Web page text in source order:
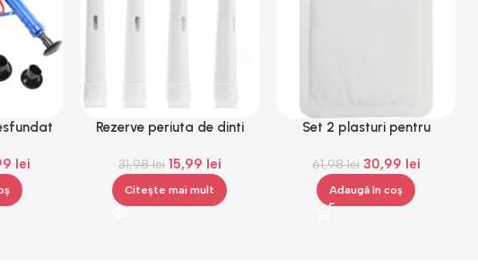
lei
Rezerve periuta de dinti
capete de periuta, 4 bucati
31,98lei 15,99 lei
Citește mai mult
Set 2 plasturi pentru
picioarelor, Gonga®
61,98lei 30,99 lei
Adaugă în coș